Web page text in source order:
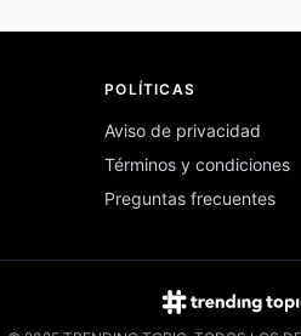
POLÍTICAS
Aviso de privacidad
Términos y condiciones
Preguntas frecuentes